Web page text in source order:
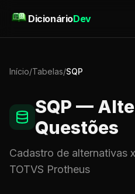
DicionárioDev
Início/Tabelas/SQP
SQP —
Questões
Cadastro de alternativas
TOTVS Protheus